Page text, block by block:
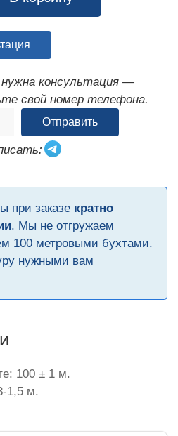
консультация —
свой номер телефона.
Отправить
при заказе кратно
. Мы не отгружаем
100 метровыми бухтами.
нужными вам
100 ± 1 м.
1,5 м.